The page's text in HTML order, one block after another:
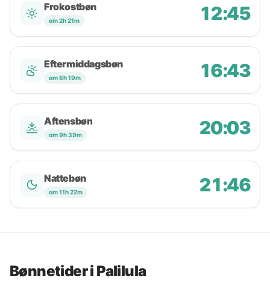
Frokostbøn
om 2h 21m 12:45
Eftermiddagsbøn
om 6h 19m 16:43
Aftensbøn
om 9h 39m 20:03
Nattebøn
om 11h 22m 21:46
Bønnetider i Palilula